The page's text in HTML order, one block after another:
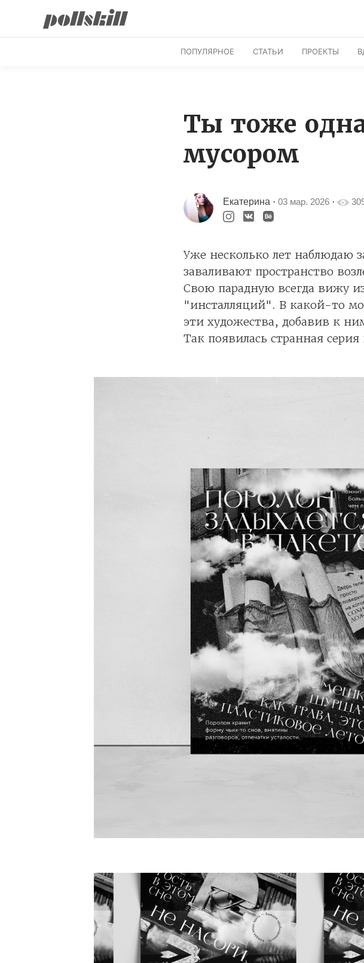
ПОПУЛЯРНОЕ СТАТЬИ ПРОЕКТЫ
Ты тоже
мусором
Екатерина · 03 мар. 2026·
Уже несколько лет наблюдаю
заваливают пространство
Свою парадную всегда вижу
"инсталляций". В какой-то
эти художества, добавив к
Так появилась странная серия